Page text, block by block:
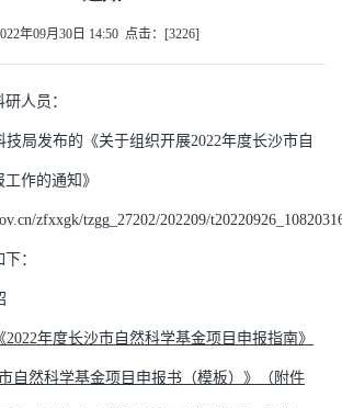
年09月30日 14:50 点击：[3226]
人员：
技局发布的《关于组织开展2022年度长沙市自
作的通知》
zfxxgk/tzgg_27202/202209/
：
《2022年度长沙市自然科学基金项目申报指南》
市自然科学基金项目申报书（模板）》（附件